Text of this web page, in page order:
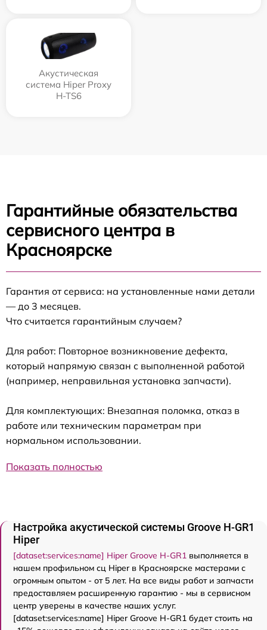
Акустическая
система Hiper Proxy
H-TS6
Гарантийные обязательства
сервисного центра в
Красноярске
Гарантия от сервиса: на установленные нами детали
— до 3 месяцев.
Что считается гарантийным случаем?
Для работ: Повторное возникновение дефекта,
который напрямую связан с выполненной работой
(например, неправильная установка запчасти).
Для комплектующих: Внезапная поломка, отказ в
работе или техническим параметрам при
нормальном использовании.
Показать полностью
Настройка акустической системы Groove H-GR1
Hiper
[dataset:services:name] Hiper Groove H-GR1 выполняется в
нашем профильном сц Hiper в Красноярске мастерами с
огромным опытом - от 5 лет. На все виды работ и запчасти
предоставляем расширенную гарантию - мы в сервисном
центр уверены в качестве наших услуг.
[dataset:services:name] Hiper Groove H-GR1 будет стоить на